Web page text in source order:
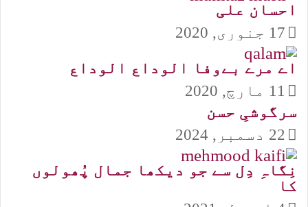
احسان علی
17 جنوری, 2020
اے مرے بےوفا الوداع الوداع
11 مارچ, 2020
سرگوشیِ حسن
22 دسمبر, 2024
نِگاہِ دِل سے جو دیکھا جمال پُھولوں
کا